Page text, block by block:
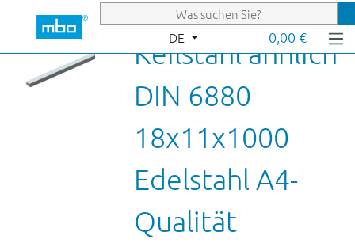
Zum Hauptinhalt springen
DE 0,00 €
Keilstahl ähnlich
DIN 6880
18x11x1000
Edelstahl A4-
Qualität